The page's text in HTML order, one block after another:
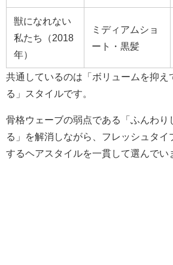
獣になれない
私たち（2018
年）
ミディアムショ
ート・黒髪
共通しているのは「ボリュームを抑え
る」スタイルです。
骨格ウェーブの弱点である「ふんわり
る」を解消しながら、フレッシュタイ
するヘアスタイルを一貫して選んでい